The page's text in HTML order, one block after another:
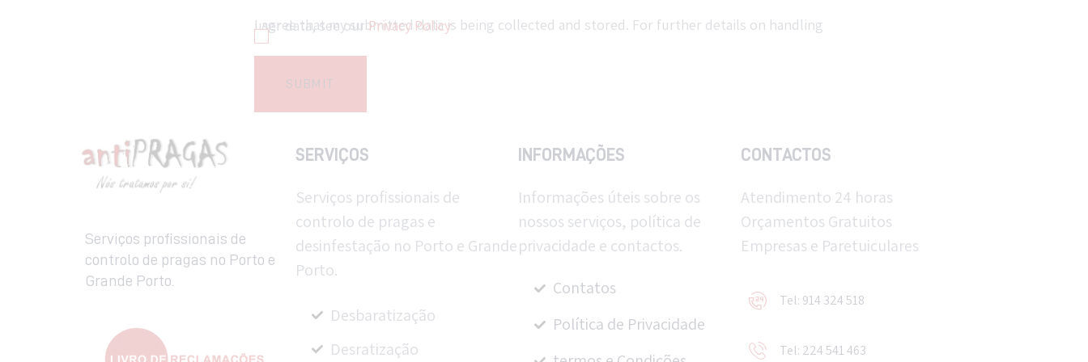
I agree that my submitted data is being collected and stored. For further details on handling user data, see ourPrivacy Policy
Serviços profissionais de
controlo de pragas no Porto e
Grande Porto.
SERVIÇOS
Serviços profissionais de
controlo de pragas e
desinfestação no Porto e Grande
Porto.
Desbaratização
Desratização
INFORMAÇÕES
Informações úteis sobre os
nossos serviços, política de
privacidade e contactos.
Contatos
Política de Privacidade
CONTACTOS
Atendimento 24 horas
Orçamentos Gratuitos
Empresas e Paretuiculares
Tel: 914 324 518
Tel: 224 541 463